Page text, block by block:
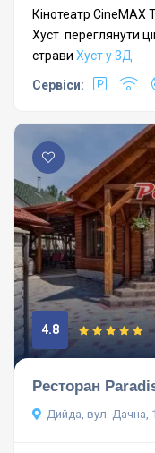
Кінотеатр CineMAX
Хуст переглянути
страви Хуст у 3Д
Сервіси:
4.8
Ресторан
Дийда, вул. Дачна, 1